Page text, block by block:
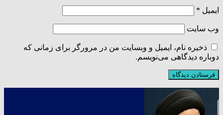
ایمیل *
وب‌ سایت
ذخیره نام، ایمیل و وبسایت من در مرورگر برای زمانی که
دوباره دیدگاهی می‌نویسم.